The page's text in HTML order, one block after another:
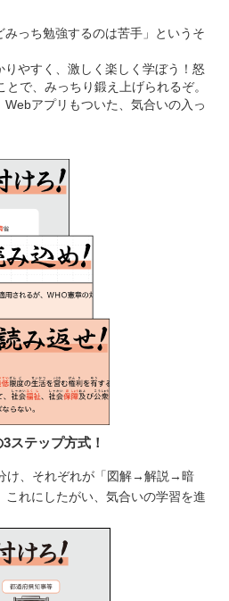
みっち勉強するのは苦手」というそ
やすく、激しく楽しく学ぼう！怒
で、みっちり鍛え上げられるぞ。
アプリもついた、気合いの入っ
テップ方式！
け、それぞれが「図解→解説→暗
れにしたがい、気合いの学習を進